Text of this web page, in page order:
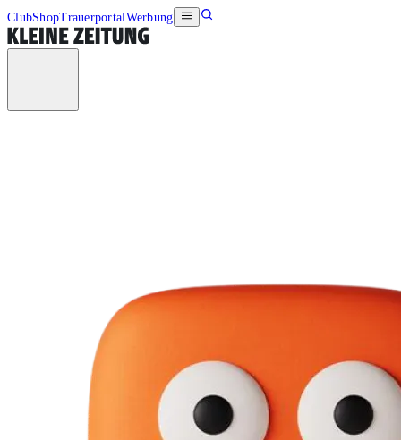
ClubShopTrauerportalWerbung